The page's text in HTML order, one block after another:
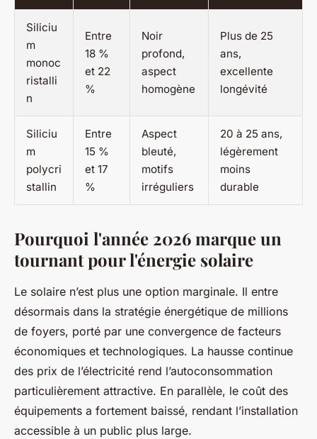
Siliciu
m
monoc
ristalli
n
Entre
18 %
et 22
%
Noir
profond,
aspect
homogène
Plus de 25
ans,
excellente
longévité
Siliciu
m
polycri
stallin
Entre
15 %
et 17
%
Aspect
bleuté,
motifs
irréguliers
20 à 25 ans,
légèrement
moins
durable
Pourquoi l'année 2026 marque un
tournant pour l'énergie solaire
Le solaire n’est plus une option marginale. Il entre
désormais dans la stratégie énergétique de millions
de foyers, porté par une convergence de facteurs
économiques et technologiques. La hausse continue
des prix de l’électricité rend l’autoconsommation
particulièrement attractive. En parallèle, le coût des
équipements a fortement baissé, rendant l’installation
accessible à un public plus large.